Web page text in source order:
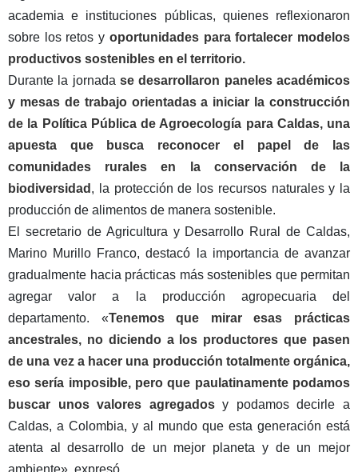
academia e instituciones públicas, quienes reflexionaron
sobre los retos y oportunidades para fortalecer modelos
productivos sostenibles en el territorio.
Durante la jornada se desarrollaron paneles académicos
y mesas de trabajo orientadas a iniciar la construcción
de la Política Pública de Agroecología para Caldas, una
apuesta que busca reconocer el papel de las
comunidades rurales en la conservación de la
biodiversidad , la protección de los recursos naturales y la
producción de alimentos de manera sostenible.
El secretario de Agricultura y Desarrollo Rural de Caldas,
Marino Murillo Franco, destacó la importancia de avanzar
gradualmente hacia prácticas más sostenibles que permitan
agregar valor a la producción agropecuaria del
departamento. «Tenemos que mirar esas prácticas
ancestrales, no diciendo a los productores que pasen
de una vez a hacer una producción totalmente orgánica,
eso sería imposible, pero que paulatinamente podamos
buscar unos valores agregadosy podamos decirle a
Caldas, a Colombia, y al mundo que esta generación está
atenta al desarrollo de un mejor planeta y de un mejor